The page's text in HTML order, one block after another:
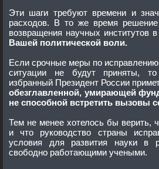
Эти шаги требуют времени и значительных финансовых
расходов. В то же время решение главной
возвращения научных
Вашей политической воли.
Если срочные меры по исправлению
ситуации не будут приняты,
избранный Президент России
обезглавленной, умирающей
не способной встретить вызовы
Тем не менее хотелось бы верить,
и что руководство страны исправит ситуацию, создав
условия для развития науки в российских институтах
свободно работающими учеными.